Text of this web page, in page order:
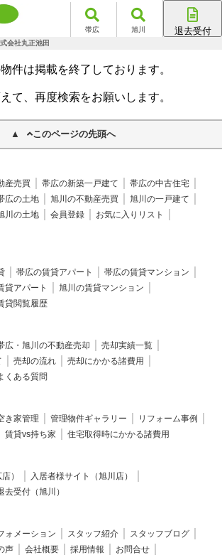
帯広 旭川 退去受付
会社丸正池田
件は掲載を終了しております。
て、再度検索をお願いします。
このページの先頭へ
産売買 帯広の新築一戸建て
帯広の中古住宅
広の土地 旭川の不動産売買
旭川の一戸建て
川の土地 会員登録
お気に入りリスト
帯広の賃貸アパート
帯広の賃貸マンション
貸アパート
旭川の賃貸マンション
貸閲覧履歴
広・旭川の不動産売却
売却実績一覧
売却の流れ
売却にかかる諸費用
くある質問
き家管理 管理物件ギャラリー
リフォーム事例
賃貸vs持ち家 住宅取得時にかかる諸費用
）
入居者様サイト（旭川店）
去受付（旭川）
ォメーション スタッフ紹介
スタッフブログ
声 会社概要 採用情報
お問合せ